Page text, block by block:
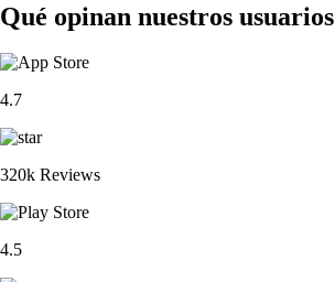
Qué opinan nuestros usuarios
4.7
320k Reviews
4.5